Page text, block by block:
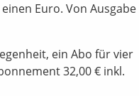
Euro. Von Ausgabe
ein Abo für vier
32,00 € inkl.